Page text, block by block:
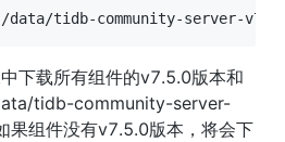
tidb-community-server-
下载所有组件的v7.5.0版本和
tidb-community-server-
果组件没有v7.5.0版本，将会下